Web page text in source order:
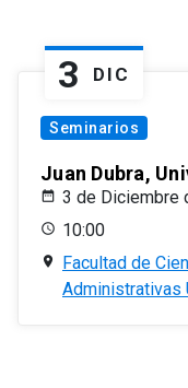
3 DIC
Seminarios
Juan Dubra,
3 de Diciembre
10:00
Facultad de
Administrativas